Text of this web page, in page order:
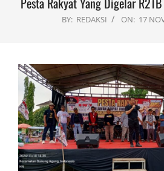
BY: REDAKSI ON: 17